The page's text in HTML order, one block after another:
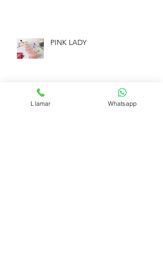
PINK LADY
COCTEL EL SABUESO
Llamar Whatsapp